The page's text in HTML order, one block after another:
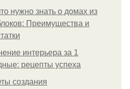
нужно знать о домах из
Преимущества и
интерьера за 1
рецепты успеха
создания